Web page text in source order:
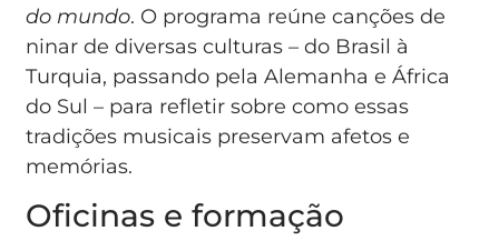
do mundo. O programa reúne canções de
ninar de diversas culturas – do Brasil à
Turquia, passando pela Alemanha e África
do Sul – para refletir sobre como essas
tradições musicais preservam afetos e
memórias.
Oficinas e formação